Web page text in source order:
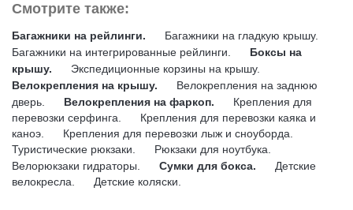
Смотрите также:
Багажники на рейлинги.
Багажники на гладкую крышу.
Багажники на интегрированные рейлинги.
Боксы на
крышу.
Экспедиционные корзины на крышу.
Велокрепления на крышу.
Велокрепления на заднюю
дверь.
Велокрепления на фаркоп.
Крепления для
перевозки серфинга.
Крепления для перевозки каяка и
каноэ.
Крепления для перевозки лыж и сноуборда.
Туристические рюкзаки.
Рюкзаки для ноутбука.
Велорюкзаки гидраторы.
Сумки для бокса.
Детские
велокресла.
Детские коляски.